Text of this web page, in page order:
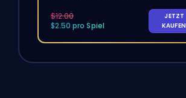
$12.00
$2.50 pro Spiel
JETZT
KAUFEN